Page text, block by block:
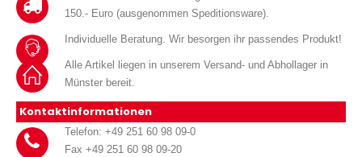
150.- Euro (ausgenommen Speditionsware).
Individuelle Beratung. Wir besorgen ihr passendes Produkt!
Alle Artikel liegen in unserem Versand- und Abhollager in
Münster bereit.
Kontaktinformationen
Telefon: +49 251 60 98 09-0
Fax +49 251 60 98 09-20